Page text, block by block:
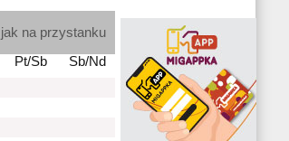
na przystanku
Pt/Sb
Sb/Nd